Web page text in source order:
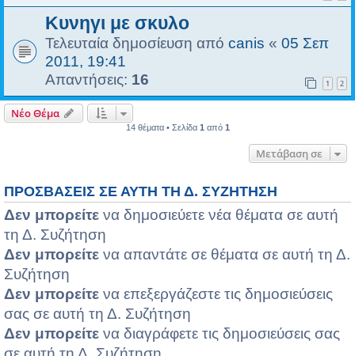
Κυνηγι με σκυλο
Τελευταία δημοσίευση από canis « 05 Σεπ
2011, 19:41
Απαντήσεις: 16 1 2
Νέο Θέμα
14 θέματα • Σελίδα 1 από 1
Μετάβαση σε
ΠΡΟΣΒΆΣΕΙΣ ΣΕ ΑΥΤΉ ΤΗ Δ. ΣΥΖΉΤΗΣΗ
Δεν μπορείτε να δημοσιεύετε νέα θέματα σε αυτή
τη Δ. Συζήτηση
Δεν μπορείτε να απαντάτε σε θέματα σε αυτή τη Δ.
Συζήτηση
Δεν μπορείτε να επεξεργάζεστε τις δημοσιεύσεις
σας σε αυτή τη Δ. Συζήτηση
Δεν μπορείτε να διαγράφετε τις δημοσιεύσεις σας